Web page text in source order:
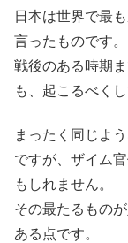
日本は世界で最
言ったものです。
戦後のある時期
も、起こるべく
まったく同じよ
ですが、ザイム
もしれません。
その最たるもの
ある点です。